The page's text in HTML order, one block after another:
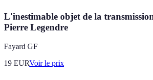
L'inestimable objet de la
Pierre Legendre
Fayard GF
19 EURVoir le prix